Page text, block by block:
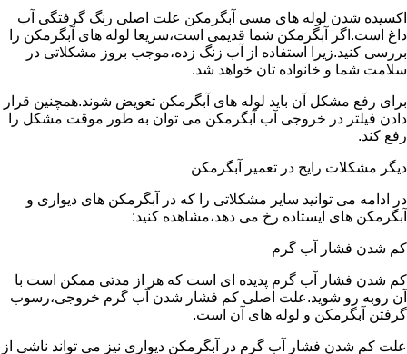
اکسیده شدن لوله های مسی آبگرمکن علت اصلی رنگ گرفتگی آب
داغ است.اگر آبگرمکن شما قدیمی است،سریعا لوله های آبگرمکن را
بررسی کنید.زیرا استفاده از آب زنگ زده،موجب بروز مشکلاتی در
سلامت شما و خانواده تان خواهد شد.
برای رفع مشکل آن باید لوله های آبگرمکن تعویض شوند.همچنین قرار
دادن فیلتر در خروجی آب آبگرمکن می توان به طور موقت مشکل را
رفع کند.
دیگر مشکلات رایج در تعمیر آبگرمکن
در ادامه می توانید سایر مشکلاتی را که در آبگرمکن های دیواری و
آبگرمکن های ایستاده رخ می دهد،مشاهده کنید:
کم شدن فشار آب گرم
کم شدن فشار آب گرم پدیده ای است که هر از مدتی ممکن است با
آن روبه رو شوید.علت اصلی کم فشار شدن آب گرم خروجی،رسوب
گرفتن آبگرمکن و لوله های آن است.
علت کم شدن فشار آب گرم در آبگرمکن دیواری نیز می تواند ناشی از